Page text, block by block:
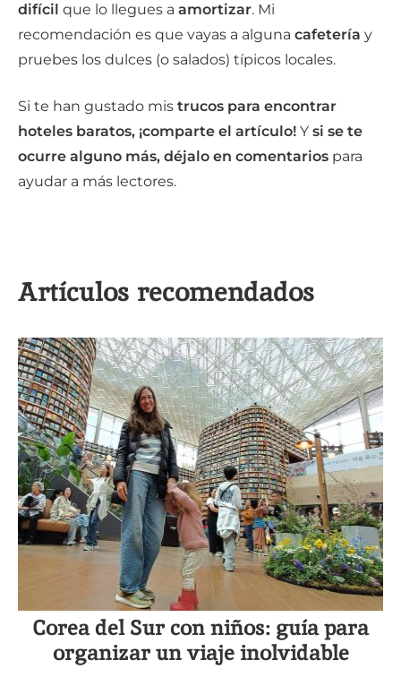
difícil que lo llegues a amortizar. Mi
recomendación es que vayas a alguna cafetería y
pruebes los dulces (o salados) típicos locales.
Si te han gustado mis trucos para encontrar
hoteles baratos, ¡comparte el artículo! Y si se te
ocurre alguno más, déjalo en comentarios para
ayudar a más lectores.
Artículos recomendados
Corea del Sur con niños: guía para
organizar un viaje inolvidable